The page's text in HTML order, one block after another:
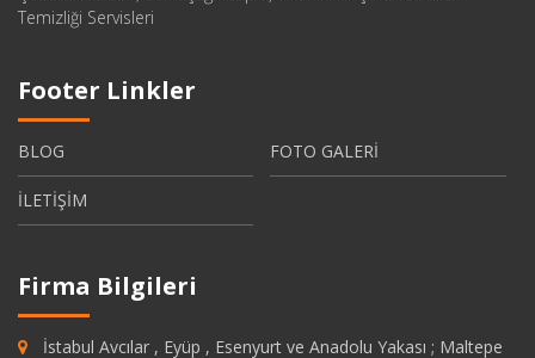
Temizliği Servisleri
Footer Linkler
BLOG FOTO GALERİ
İLETİŞİM
Firma Bilgileri
İstabul Avcılar , Eyüp , Esenyurt ve Anadolu Yakası ; Maltepe